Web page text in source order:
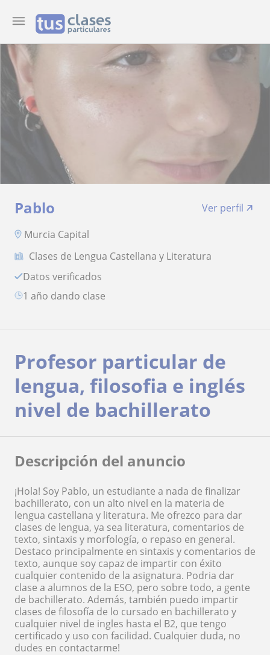
Pablo
Ver perfil
Murcia Capital
Clases de Lengua Castellana y Literatura
Datos verificados
1 año dando clase
Profesor particular de
lengua, filosofia e inglés
nivel de bachillerato
Descripción del anuncio
¡Hola! Soy Pablo, un estudiante a nada de finalizar
bachillerato, con un alto nivel en la materia de
lengua castellana y literatura. Me ofrezco para dar
clases de lengua, ya sea literatura, comentarios de
texto, sintaxis y morfología, o repaso en general.
Destaco principalmente en sintaxis y comentarios de
texto, aunque soy capaz de impartir con éxito
cualquier contenido de la asignatura. Podria dar
clase a alumnos de la ESO, pero sobre todo, a gente
de bachillerato. Además, también puedo impartir
clases de filosofía de lo cursado en bachillerato y
cualquier nivel de ingles hasta el B2, que tengo
certificado y uso con facilidad. Cualquier duda, no
dudes en contactarme!